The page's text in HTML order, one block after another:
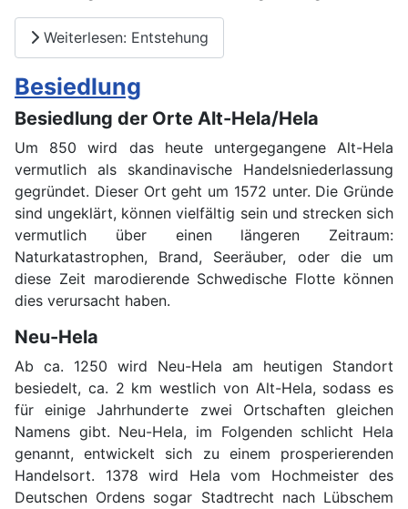
Weiterlesen: Entstehung
Besiedlung
Besiedlung der Orte Alt-Hela/Hela
Um 850 wird das heute untergegangene Alt-Hela
vermutlich als skandinavische Handelsniederlassung
gegründet. Dieser Ort geht um 1572 unter. Die Gründe
sind ungeklärt, können vielfältig sein und strecken sich
vermutlich über einen längeren Zeitraum:
Naturkatastrophen, Brand, Seeräuber, oder die um
diese Zeit marodierende Schwedische Flotte können
dies verursacht haben.
Neu-Hela
Ab ca. 1250 wird Neu-Hela am heutigen Standort
besiedelt, ca. 2 km westlich von Alt-Hela, sodass es
für einige Jahrhunderte zwei Ortschaften gleichen
Namens gibt. Neu-Hela, im Folgenden schlicht Hela
genannt, entwickelt sich zu einem prosperierenden
Handelsort. 1378 wird Hela vom Hochmeister des
Deutschen Ordens sogar Stadtrecht nach Lübschem